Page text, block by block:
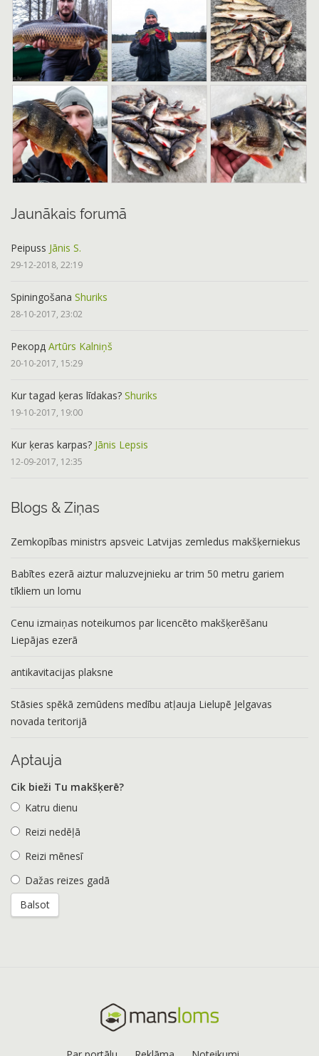
Jaunākais forumā
Peipuss Jānis S.
29-12-2018, 22:19
Spiningošana Shuriks
28-10-2017, 23:02
Рекорд Artūrs Kalniņš
20-10-2017, 15:29
Kur tagad ķeras līdakas? Shuriks
19-10-2017, 19:00
Kur ķeras karpas? Jānis Lepsis
12-09-2017, 12:35
Blogs & Ziņas
Zemkopības ministrs apsveic Latvijas zemledus makšķerniekus
Babītes ezerā aiztur maluzvejnieku ar trim 50 metru gariem
tīkliem un lomu
Cenu izmaiņas noteikumos par licencēto makšķerēšanu
Liepājas ezerā
antikavitacijas plaksne
Stāsies spēkā zemūdens medību atļauja Lielupē Jelgavas
novada teritorijā
Aptauja
Cik bieži Tu makšķerē?
Katru dienu
Reizi nedēļā
Reizi mēnesī
Dažas reizes gadā